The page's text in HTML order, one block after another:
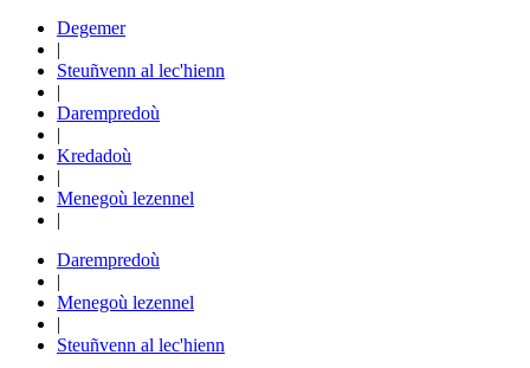
Degemer
|
Steuñvenn al lec'hienn
|
Darempredoù
|
Kredadoù
|
Menegoù lezennel
|
Darempredoù
|
Menegoù lezennel
|
Steuñvenn al lec'hienn